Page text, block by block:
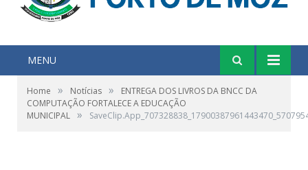
MENU
Home » Notícias »
ENTREGA DOS LIVROS DA BNCC DA
COMPUTAÇÃO FORTALECE A EDUCAÇÃO
MUNICIPAL »